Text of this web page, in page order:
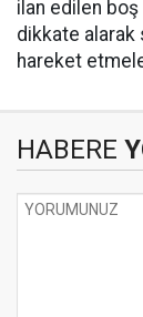
ilan edilen boş
dikkate
hareket
HABERE